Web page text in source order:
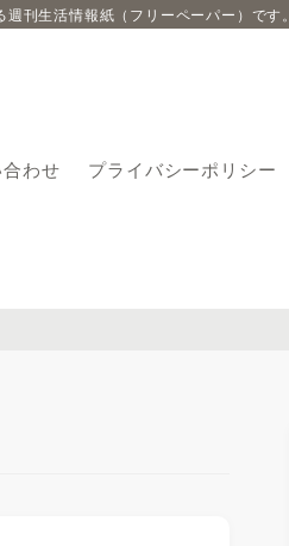
刊生活情報紙（フリーペーパー）です。
わせ プライバシーポリシー